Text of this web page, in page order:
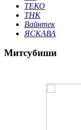
ТЕКО
THK
Вайнтек
ЯСКАВА
Митсубиши